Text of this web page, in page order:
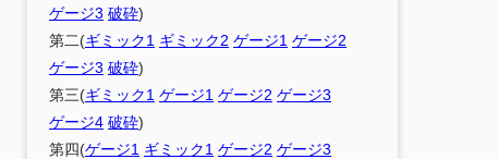
ゲージ3 破砕)
第二(ギミック1 ギミック2 ゲージ1 ゲージ2
ゲージ3 破砕)
第三(ギミック1 ゲージ1 ゲージ2 ゲージ3
ゲージ4 破砕)
第四(ゲージ1 ギミック1 ゲージ2 ゲージ3